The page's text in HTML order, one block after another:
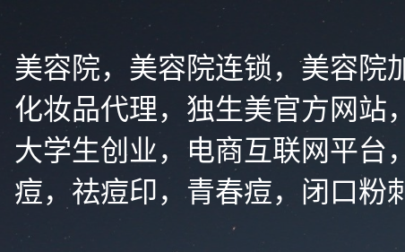
美容院，美容院连锁，美容院
化妆品代理，独生美官方网站
大学生创业，电商互联网平台
痘，祛痘印，青春痘，闭口粉